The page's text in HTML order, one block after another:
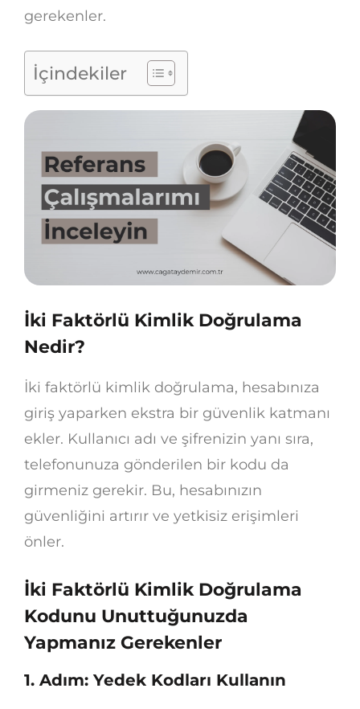
gerekenler.
İçindekiler
İki Faktörlü Kimlik Doğrulama
Nedir?
İki faktörlü kimlik doğrulama, hesabınıza
giriş yaparken ekstra bir güvenlik katmanı
ekler. Kullanıcı adı ve şifrenizin yanı sıra,
telefonunuza gönderilen bir kodu da
girmeniz gerekir. Bu, hesabınızın
güvenliğini artırır ve yetkisiz erişimleri
önler.
İki Faktörlü Kimlik Doğrulama
Kodunu Unuttuğunuzda
Yapmanız Gerekenler
1. Adım: Yedek Kodları Kullanın